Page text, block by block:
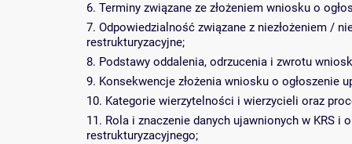
6. Terminy związane ze złożeniem wniosku o
7. Odpowiedzialność związane z niezłożeniem /
restrukturyzacyjne;
8. Podstawy oddalenia, odrzucenia i zwrotu
9. Konsekwencje złożenia wniosku o ogłoszenie
10. Kategorie wierzytelności i wierzycieli oraz
11. Rola i znaczenie danych ujawnionych w KRS
restrukturyzacyjnego;